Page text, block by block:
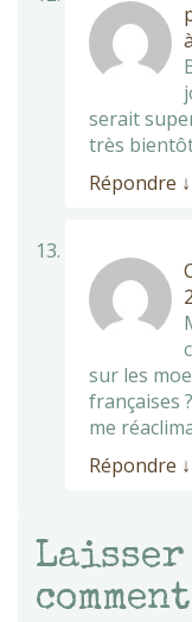
serait
très bientôt
Répondre ↓
sur les
françaises
me
Répondre ↓
Laisser